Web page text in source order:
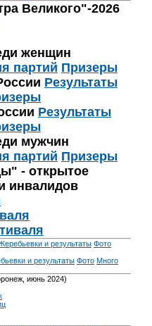
Великого"-2026
женщин
партий Призеры
Результаты
Результаты
мужчин
партий Призеры
- открытое
инвалидов
и результаты Фото
и результаты Фото Много
июнь 2024)